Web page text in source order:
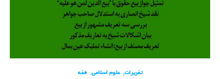
تقریرات,علوم اسلامی, فقه